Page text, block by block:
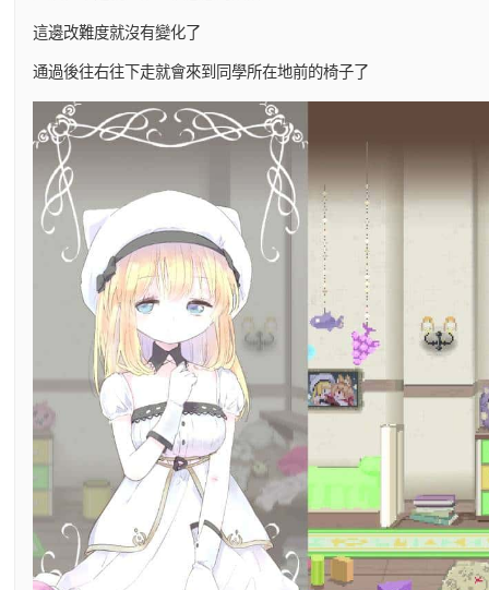
這邊改難度就沒有變化了
通過後往右往下走就會來到同學所在地前的椅子了